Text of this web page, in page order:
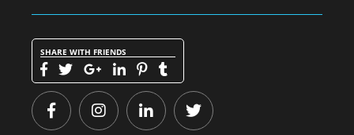
SHARE WITH FRIENDS